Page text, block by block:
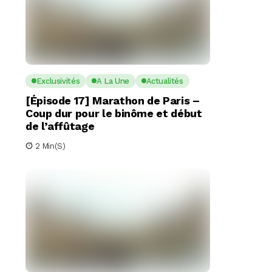
Exclusivités A La Une Actualités
[Épisode 17] Marathon de Paris –
Coup dur pour le binôme et début
de l’affûtage
2 Min(s)